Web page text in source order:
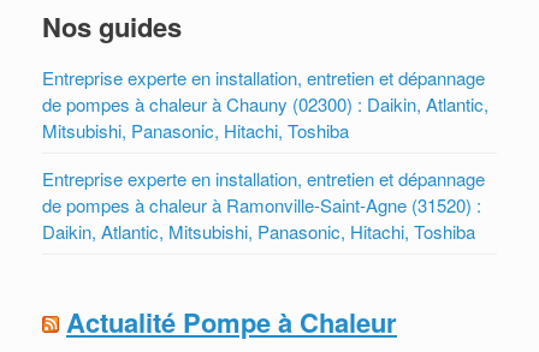
Nos guides
Entreprise experte en installation, entretien et dépannage
de pompes à chaleur à Chauny (02300) : Daikin, Atlantic,
Mitsubishi, Panasonic, Hitachi, Toshiba
Entreprise experte en installation, entretien et dépannage
de pompes à chaleur à Ramonville-Saint-Agne (31520) :
Daikin, Atlantic, Mitsubishi, Panasonic, Hitachi, Toshiba
Actualité Pompe à Chaleur